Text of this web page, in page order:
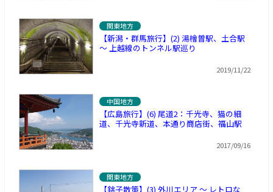
関東地方
【新潟・群馬旅行】(2) 湯檜曽駅、土合駅
～ 上越線のトンネル駅巡り
2019/11/22
中国地方
【広島旅行】(6) 尾道2：千光寺、猫の細
道、千光寺新道、本通り商店街、福山駅
2017/09/16
関東地方
【銚子散策】(3) 外川エリア ～ レトロな